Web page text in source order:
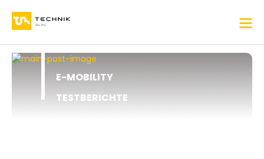
E-MOBILITY
TESTBERICHTE